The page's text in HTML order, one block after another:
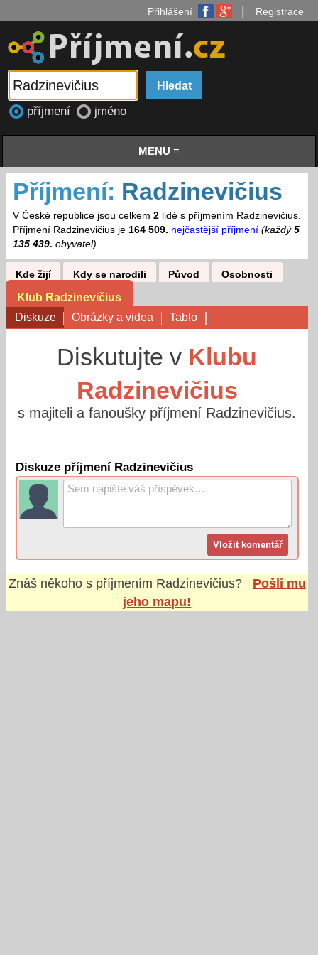
Přihlášení Registrace
příjmení jméno
MENU ≡
Příjmení: Radzinevičius
V České republice jsou celkem 2lidé s příjmením Radzinevičius.
Příjmení Radzinevičius je 164 509. nejčastější příjmení (každý 5
135 439. obyvatel).
Kde žijí Kdy se narodili Původ Osobnosti
Klub Radzinevičius
Diskuze
Obrázky a videa Tablo
Diskutujte v Klubu
Radzinevičius
s majiteli a fanoušky příjmení Radzinevičius.
Diskuze příjmení Radzinevičius
Znáš někoho s příjmením Radzinevičius?
Pošli mu
jeho mapu!